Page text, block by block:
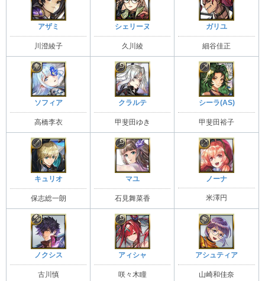
アザミ
川澄綾子
シェリーヌ
久川綾
ガリユ
細谷佳正
ソフィア
高橋李衣
クラルテ
甲斐田ゆき
シーラ(AS)
甲斐田裕子
キュリオ
保志総一朗
マユ
石見舞菜香
ノーナ
米澤円
ノクシス
古川慎
アィシャ
咲々木瞳
アシュティア
山崎和佳奈